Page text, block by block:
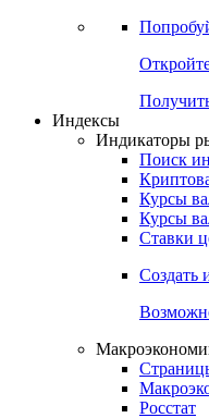
Индексы
Индикаторы
Поиск
Курсы
Курсы
Ставки
Создать
Росстат